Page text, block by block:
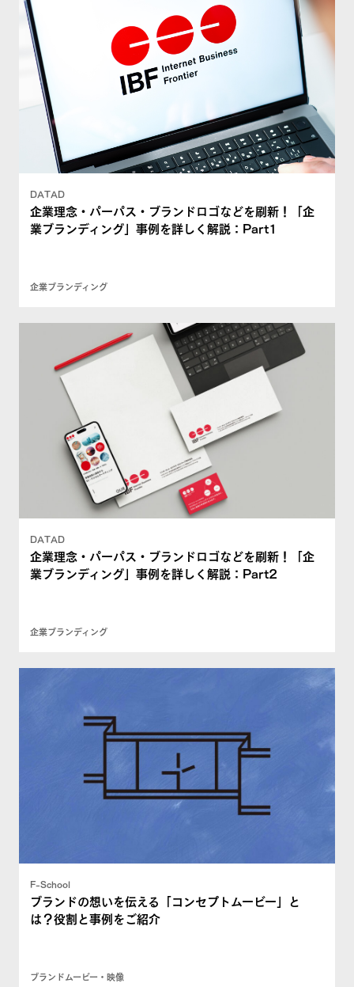
DATAD
企業理念・パーパス・ブランドロゴなどを刷新！「企
業ブランディング」事例を詳しく解説：Part1
企業ブランディング
DATAD
企業理念・パーパス・ブランドロゴなどを刷新！「企
業ブランディング」事例を詳しく解説：Part2
企業ブランディング
F-School
ブランドの想いを伝える「コンセプトムービー」と
は？役割と事例をご紹介
ブランドムービー・映像